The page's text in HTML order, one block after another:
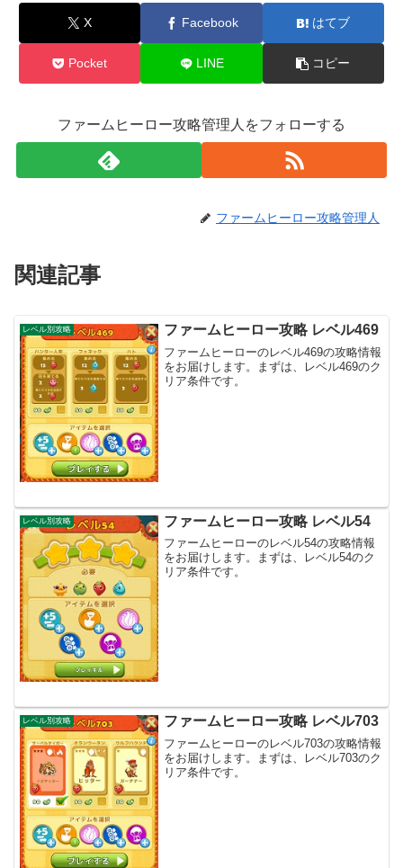
X Facebook はてブ
Pocket LINE コピー
ファームヒーロー攻略管理人をフォローする
ファームヒーロー攻略管理人
関連記事
レベル別攻略 ファームヒーロー攻略 レベル469
ファームヒーローのレベル469の攻略情報
をお届けします。まずは、レベル469のク
リア条件です。
レベル別攻略 ファームヒーロー攻略 レベル54
ファームヒーローのレベル54の攻略情報
をお届けします。まずは、レベル54のク
リア条件です。
レベル別攻略 ファームヒーロー攻略 レベル703
ファームヒーローのレベル703の攻略情報
をお届けします。まずは、レベル703のク
リア条件です。